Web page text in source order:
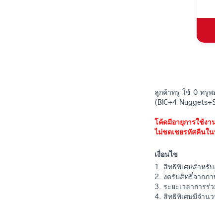
ลูกค้าทรู ใช้ 0 ทรู
(BIC+4
โค้ดมีอายุการใช้ง
ไม่ชดเชยรหัสคืนใ
เงื่อนไข
1. สิทธิพิเศษสำหรั
2. งดรับสิทธิ์จากภ
3. ระยะเวลาการ
4. สิทธิพิเศษมีจำน